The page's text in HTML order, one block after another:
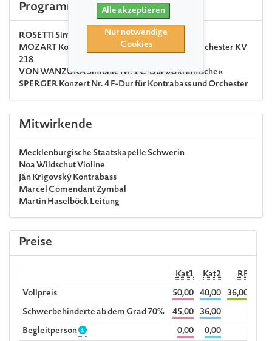
Programm
ROSETTISinfonie Es-Dur
MOZARTKonzert Nr. 4 D-Dur für Violine und Orchester KV
218
VON WANZURASinfonie Nr. 1 C-Dur »Ukrainische«
SPERGERKonzert Nr. 4 F-Dur für Kontrabass und Orchester
Mitwirkende
Mecklenburgische Staatskapelle Schwerin
Noa WildschutVioline
Ján KrigovskýKontrabass
Marcel ComendantZymbal
Martin HaselböckLeitung
Preise
Kat1 Kat2 RF
Vollpreis
50,00 40,00 36,00
Schwerbehinderte ab dem Grad 70%
45,00
36,00
Begleitperson
0,00 0,00
Alle akzeptieren
Nur notwendige
Cookies